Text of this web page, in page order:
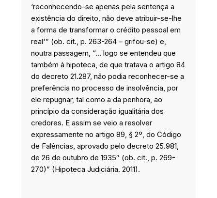
‘reconhecendo-se apenas pela sentença a
existência do direito, não deve atribuir-se-lhe
a forma de transformar o crédito pessoal em
real'” (ob. cit., p. 263-264 – grifou-se) e,
noutra passagem, “… logo se entendeu que
também à hipoteca, de que tratava o artigo 84
do decreto 21.287, não podia reconhecer-se a
preferência no processo de insolvência, por
ele repugnar, tal como a da penhora, ao
princípio da consideração igualitária dos
credores. E assim se veio a resolver
expressamente no artigo 89, § 2º, do Código
de Falências, aprovado pelo decreto 25.981,
de 26 de outubro de 1935″ (ob. cit., p. 269-
270)” (Hipoteca Judiciária. 2011).